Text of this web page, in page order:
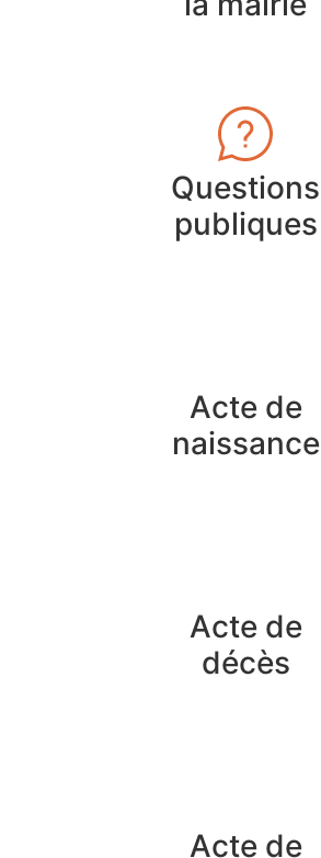
Questions
publiques
Acte de
naissance
Acte de
décès
Acte de